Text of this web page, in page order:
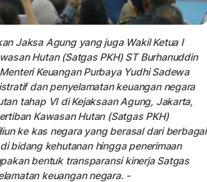
Jaksa Agung yang juga Wakil Ketua I
Hutan (Satgas PKH) ST Burhanuddin
KeuanganPurbaya Yudhi Sadewa
dan penyelamatan keuangan negara
tahap VI di Kejaksaan Agung, Jakarta,
Kawasan Hutan (Satgas PKH)
ke kas negara yang berasal dari berbagai
bidang kehutanan hingga penerimaan
bentuk transparansi kinerja Satgas
keuangan negara. -